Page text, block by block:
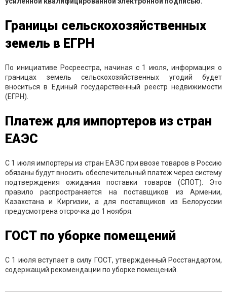
Границы сельскохозяйственных
земель в ЕГРН
По инициативе Росреестра, начиная с 1 июля, информация о
границах земель сельскохозяйственных угодий будет
вноситься в Единый государственный реестр недвижимости
(ЕГРН).
Платеж для импортеров из стран
ЕАЭС
С 1 июля импортеры из стран ЕАЭС при ввозе товаров в Россию
обязаны будут вносить обеспечительный платеж через систему
подтверждения ожидания поставки товаров (СПОТ). Это
правило распространяется на поставщиков из Армении,
Казахстана и Киргизии, а для поставщиков из Белоруссии
предусмотрена отсрочка до 1 ноября.
ГОСТ по уборке помещений
С 1 июля вступает в силу ГОСТ, утвержденный Росстандартом,
содержащий рекомендации по уборке помещений.